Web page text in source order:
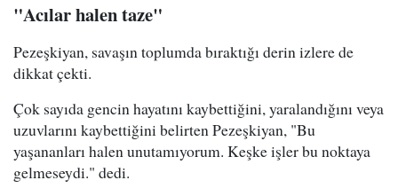
"Acılar halen taze"
Pezeşkiyan, savaşın toplumda bıraktığı derin izlere de
dikkat çekti.
Çok sayıda gencin hayatını kaybettiğini, yaralandığını veya
uzuvlarını kaybettiğini belirten Pezeşkiyan, "Bu
yaşananları halen unutamıyorum. Keşke işler bu noktaya
gelmeseydi." dedi.